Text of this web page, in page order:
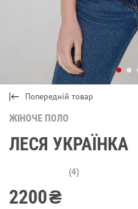
Попередній товар
ЖІНОЧЕ ПОЛО
ЛЕСЯ УКРАЇНКА
(4)
2200₴